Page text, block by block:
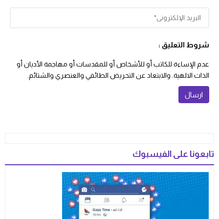
شروط التعليق :
عدم الإساءة للكاتب أو للأشخاص أو للمقدسات أو مهاجمة الأديان أو
الذات الالهية. والابتعاد عن التحريض الطائفي والعنصري والشتائم.
تابعونا على الفيسبوك